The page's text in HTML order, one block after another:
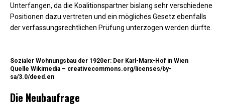
Unterfangen, da die Koalitionspartner bislang sehr verschiedene
Positionen dazu vertreten und ein mögliches Gesetz ebenfalls
der verfassungsrechtlichen Prüfung unterzogen werden dürfte.
Sozialer Wohnungsbau der 1920er: Der Karl-Marx-Hof in Wien
Quelle Wikimedia – creativecommons.org/licenses/by-
sa/3.0/deed.en
Die Neubaufrage